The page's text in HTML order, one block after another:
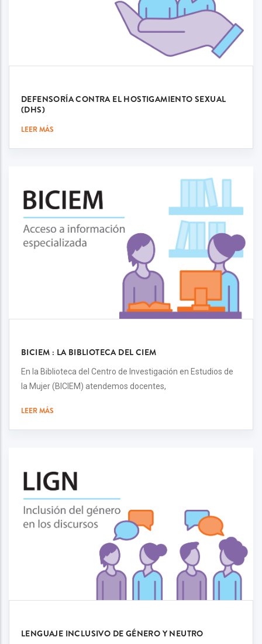
DEFENSORÍA CONTRA EL HOSTIGAMIENTO SEXUAL
(DHS)
LEER MÁS
BICIEM : LA BIBLIOTECA DEL CIEM
En la Biblioteca del Centro de Investigación en Estudios de
la Mujer (BICIEM) atendemos docentes,
LEER MÁS
LENGUAJE INCLUSIVO DE GÉNERO Y NEUTRO